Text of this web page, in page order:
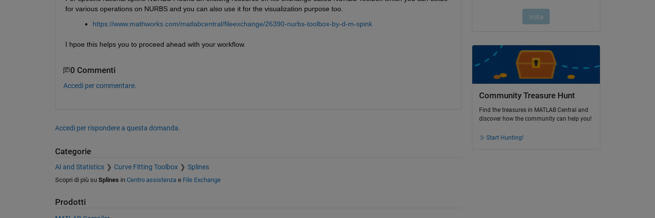
for various operations on NURBS and you can also use it for the visualization purpose too.
https://www.mathworks.com/matlabcentral/fileexchange/26390-nurbs-toolbox-by-d-m-spink
I hpoe this helps you to proceed ahead with your workflow.
0 Commenti
Accedi per commentare.
Accedi per rispondere a questa domanda.
Categorie
AI and Statistics Curve Fitting Toolbox Splines
Scopri di più su Splines in Centro assistenzae File Exchange
Prodotti
Community Treasure Hunt
Find the treasures in MATLAB Central and
discover how the community can help you!
Start Hunting!